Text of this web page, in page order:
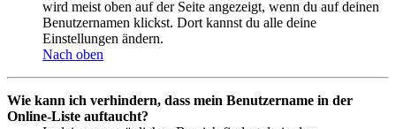
wird meist oben auf der Seite angezeigt, wenn du auf deinen
Benutzernamen klickst. Dort kannst du alle deine
Einstellungen ändern.
Nach oben
Wie kann ich verhindern, dass mein Benutzername in der
Online-Liste auftaucht?